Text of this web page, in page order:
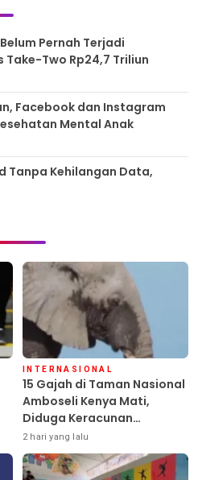
Pernah Terjadi
Take-Two Rp24,7 Triliun
Facebook dan Instagram
Mental Anak
Tanpa Kehilangan Data,
INTERNASIONAL
15 Gajah di Taman Nasional
Amboseli Kenya Mati,
Diduga Keracunan
Pestisida
2 hari yang lalu